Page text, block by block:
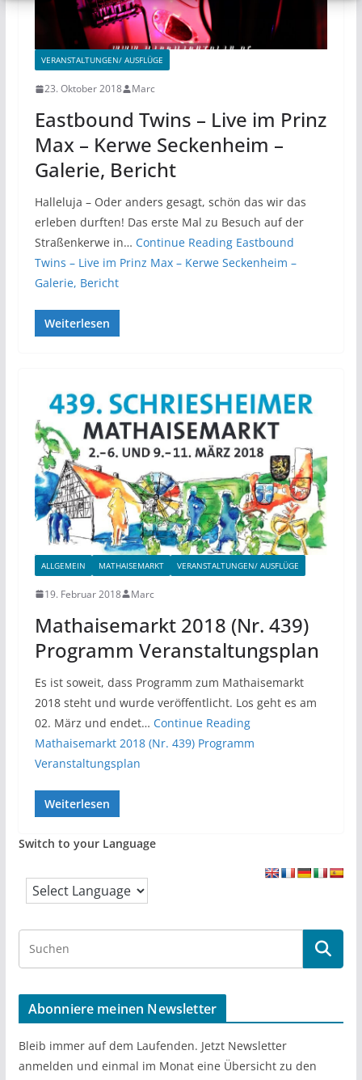
VERANSTALTUNGEN/ AUSFLÜGE
23. Oktober 2018 Marc
Eastbound Twins – Live im Prinz
Max – Kerwe Seckenheim –
Galerie, Bericht
Halleluja – Oder anders gesagt, schön das wir das
erleben durften! Das erste Mal zu Besuch auf der
Straßenkerwe in… Continue ReadingEastbound
Twins – Live im Prinz Max – Kerwe Seckenheim –
Galerie, Bericht
Weiterlesen
ALLGEMEIN MATHAISEMARKT VERANSTALTUNGEN/ AUSFLÜGE
19. Februar 2018 Marc
Mathaisemarkt 2018 (Nr. 439)
Programm Veranstaltungsplan
Es ist soweit, dass Programm zum Mathaisemarkt
2018 steht und wurde veröffentlicht. Los geht es am
02. März und endet… Continue Reading
Mathaisemarkt 2018 (Nr. 439) Programm
Veranstaltungsplan
Weiterlesen
Switch to your Language
r
c
h
Abonniere meinen Newsletter
Bleib immer auf dem Laufenden. Jetzt Newsletter
anmelden und einmal im Monat eine Übersicht zu den